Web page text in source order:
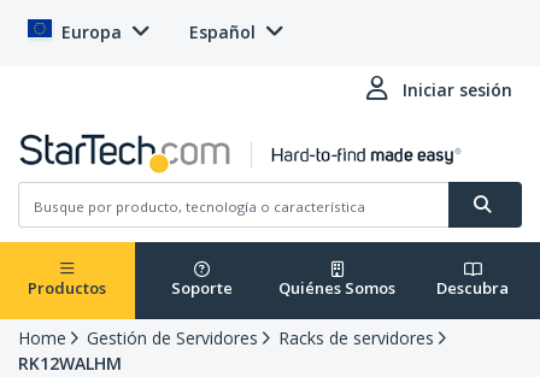
Europa Español
Iniciar sesión
Productos Soporte Quiénes Somos Descubra
Home Gestión de Servidores
Racks de servidores
RK12WALHM